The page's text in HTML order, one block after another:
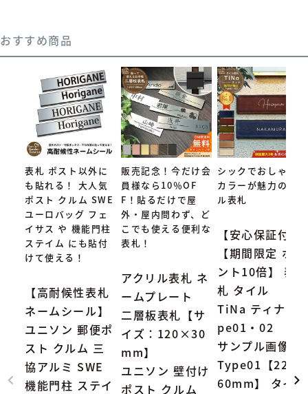
おすすめ商品
表札 ポスト以外に
も貼れる！ 大人気
ポスト クルム SWE
ユーロバッグ フェ
イサス や 機能門柱
ステイム にも貼付
けて使える！
【高耐候性表札
ネームシール】
ユニソン 郵便ポ
スト クルム 三
協アルミ SWE
機能門柱 ステイ
販売記念！今だけ会
員様なら10％OF
F！貼るだけで屋
外・屋内問わず、ど
こでも使える便利な
表札！
アクリル表札 ネ
ームプレート
二層板表札【サ
イズ：120×30
mm】
ユニソン 壁付け
ポスト クルム
シックでおしゃれな
カラーが魅力のタイ
ル表札
【安心保証付】
【期間限定 ポイ
ント10倍】 表
札 タイル
TiNa ティナ Ty
pe01・02
サンプル画像：
Type01【227×
60mm】 タイル